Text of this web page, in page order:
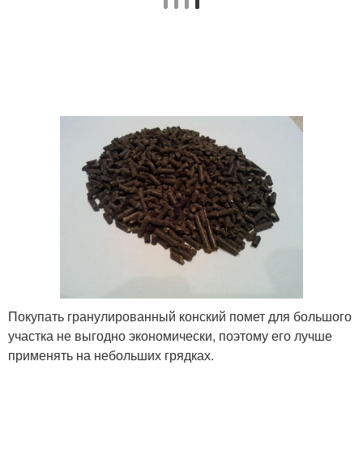
Покупать гранулированный конский помет для большого
участка не выгодно экономически, поэтому его лучше
применять на небольших грядках.